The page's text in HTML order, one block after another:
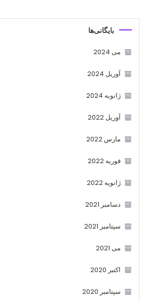
بایگانی‌ها
می 2024
آوریل 2024
ژانویه 2024
آوریل 2022
مارس 2022
فوریه 2022
ژانویه 2022
دسامبر 2021
سپتامبر 2021
می 2021
اکتبر 2020
سپتامبر 2020